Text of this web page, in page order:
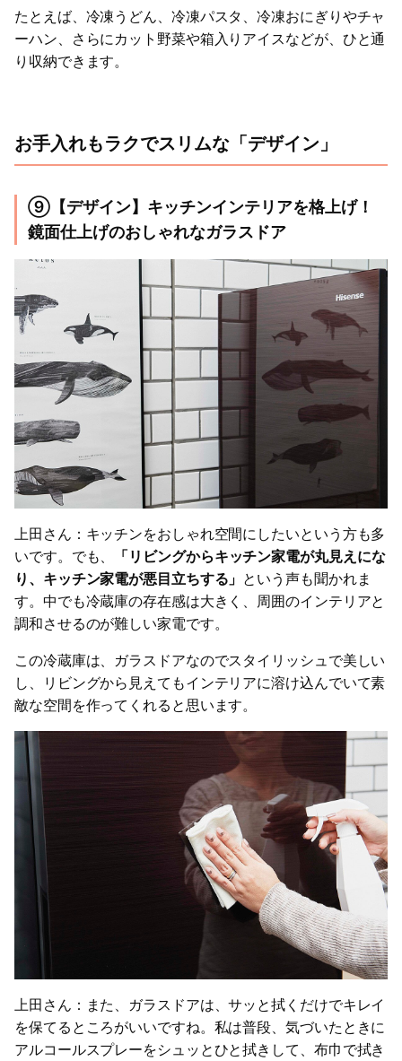
たとえば、冷凍うどん、冷凍パスタ、冷凍おにぎりやチャ
ーハン、さらにカット野菜や箱入りアイスなどが、ひと通
り収納できます。
お手入れもラクでスリムな「デザイン」
⑨【デザイン】キッチンインテリアを格上げ！
鏡面仕上げのおしゃれなガラスドア
上田さん：キッチンをおしゃれ空間にしたいという方も多
いです。でも、
「リビングからキッチン家電が丸見えにな
り、キッチン家電が悪目立ちする」 という声も聞かれま
す。中でも冷蔵庫の存在感は大きく、周囲のインテリアと
調和させるのが難しい家電です。
この冷蔵庫は、ガラスドアなのでスタイリッシュで美しい
し、リビングから見えてもインテリアに溶け込んでいて素
敵な空間を作ってくれると思います。
上田さん：また、ガラスドアは、サッと拭くだけでキレイ
を保てるところがいいですね。私は普段、気づいたときに
アルコールスプレーをシュッとひと拭きして、布巾で拭き